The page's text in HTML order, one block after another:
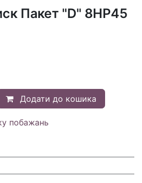
Пакет "D" 8HP45
Додати до кошика
побажань